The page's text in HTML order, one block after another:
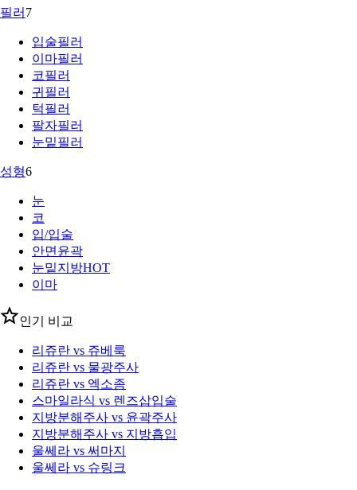
필러 7
입술필러
이마필러
코필러
귀필러
턱필러
팔자필러
눈밑필러
성형6
눈
코
입/입술
안면윤곽
눈밑지방HOT
이마
인기 비교
리쥬란 vs 쥬베룩
리쥬란 vs 물광주사
리쥬란 vs 엑소좀
스마일라식 vs 렌즈삽입술
지방분해주사 vs 윤곽주사
지방분해주사 vs 지방흡입
울쎄라 vs 써마지
울쎄라 vs 슈링크